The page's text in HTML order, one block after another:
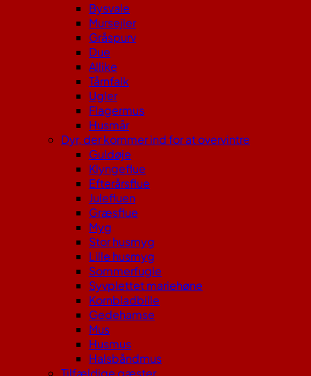
Bysvale
Mursejler
Gråspurv
Due
Allike
Tårnfalk
Ugler
Flagermus
Husmår
Dyr, der kommer ind for at overvintre
Guldøje
Klyngeflue
Efterårsflue
Julefluen
Græsflue
Myg
Stor husmyg
Lille husmyg
Sommerfugle
Syvplettet mariehøne
Kornbladbille
Gedehamse
Mus
Husmus
Halsbåndmus
Tilfældige gæster